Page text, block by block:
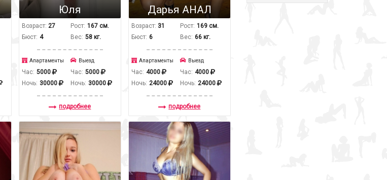
Юля
Возраст: 27
Бюст: 4
Рост: 167 см.
Вес: 58 кг.
Апартаменты
Час: 5000
Ночь: 30000
Выезд
Час: 5000
Ночь: 30000
подробнее
Дарья АНАЛ
Возраст: 31
Бюст: 6
Рост: 169 см.
Вес: 66 кг.
Апартаменты
Час: 4000
Ночь: 24000
Выезд
Час: 4000
Ночь: 24000
подробнее